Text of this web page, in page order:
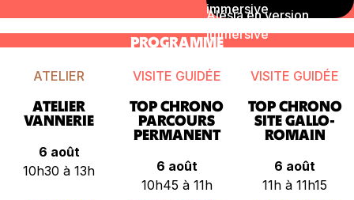
immersive
PROGRAMME
ATELIER
ATELIER
VANNERIE
6 août
10h30 à 13h
VISITE GUIDÉE
TOP CHRONO
PARCOURS
PERMANENT
6 août
10h45 à 11h
VISITE GUIDÉE
TOP CHRONO
SITE GALLO-
ROMAIN
6 août
11h à 11h15